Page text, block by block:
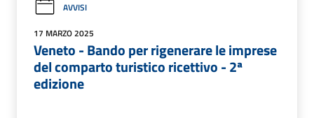
AVVISI
17 MARZO 2025
Veneto - Bando per rigenerare le imprese
del comparto turistico ricettivo - 2ª
edizione